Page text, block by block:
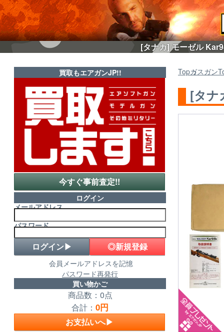
[タナカ] モーゼル
Topガスガン
[タナ
買取もエアガンJP!!
今すぐ事前査定!!
ログイン
メールアドレス
パスワード
◎新規登録
会員メールアドレスを記憶
パスワード再発行
買い物かご
商品数：0点
合計： 0円
お支払いへ▶